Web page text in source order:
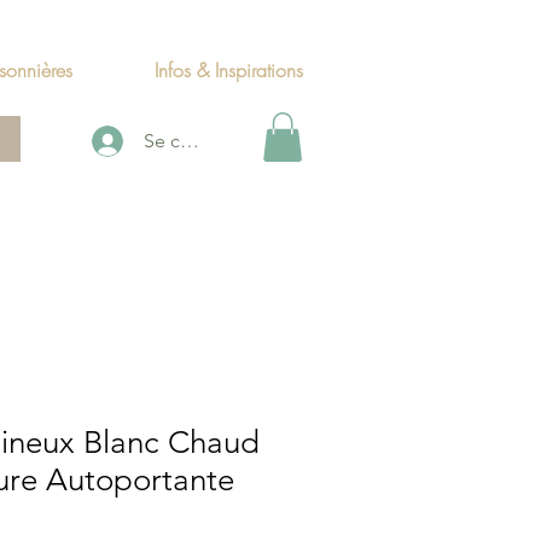
Infos & Inspirations
Se connecter
Blanc Chaud
Autoportante